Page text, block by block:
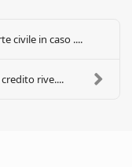
civile in caso ....
rive....